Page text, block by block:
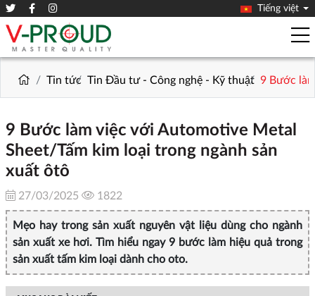
Tiếng việt
Tin tức Tin Đầu tư - Công nghệ - Kỹ thuật 9 Bước
9 Bước làm việc với Automotive Metal
Sheet/Tấm kim loại trong ngành sản
xuất ôtô
27/03/2025 1822
Mẹo hay trong sản xuất nguyên vật liệu dùng cho ngành
sản xuất xe hơi. Tìm hiểu ngay 9 bước làm hiệu quả trong
sản xuất tấm kim loại dành cho oto.